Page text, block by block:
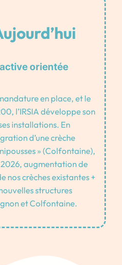
orientée
en place, et le
l’IRSIA développe son
installations. En
d’une crèche
» (Colfontaine),
augmentation de
nos crèches existantes +
structures
et Colfontaine.